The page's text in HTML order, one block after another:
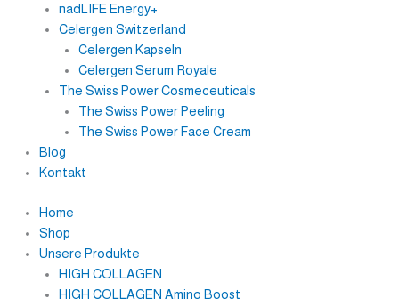
nadLIFE Energy+
Celergen Switzerland
Celergen Kapseln
Celergen Serum Royale
The Swiss Power Cosmeceuticals
The Swiss Power Peeling
The Swiss Power Face Cream
Blog
Kontakt
Home
Shop
Unsere Produkte
HIGH COLLAGEN
HIGH COLLAGEN Amino Boost